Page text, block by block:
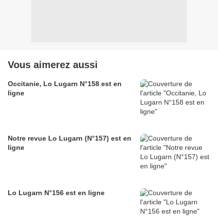
Vous aimerez aussi
Occitanie, Lo Lugarn N°158 est en
ligne
Notre revue Lo Lugarn (N°157) est en
ligne
Lo Lugarn N°156 est en ligne